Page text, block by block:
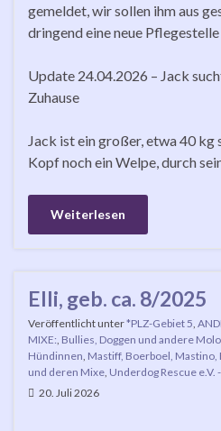
gemeldet, wir sollen ihm aus
dringend eine neue Pflegestelle
Update 24.04.2026 – Jack
Zuhause
Jack ist ein großer, etwa 40 kg
Kopf noch ein Welpe, durch
Weiterlesen
Elli, geb. ca. 8/2025
Veröffentlicht unter*PLZ-Gebiet 5
MIXE: Bullies, Doggen und andere
Hündinnen Mastiff, Boerboel, Mastino,
und deren Mixe Underdog Rescue e.V.
20. Juli 2026